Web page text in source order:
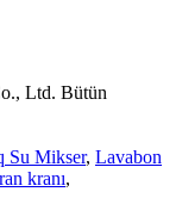
Ltd. Bütün
Su Mikser, Lavabon
kranı,